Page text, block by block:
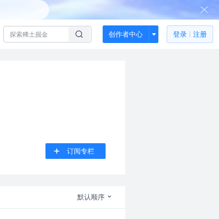
创作者中心 登录 注册
订阅专栏
默认顺序